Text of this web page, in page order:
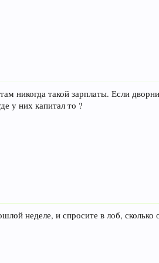
никогда такой зарплаты. Если
у них капитал то ?
неделе, и спросите в лоб, сколько